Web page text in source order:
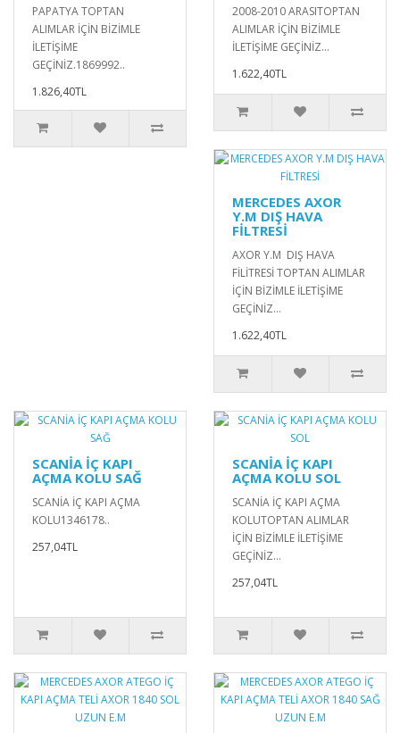
PAPATYA TOPTAN
ALIMLAR İÇİN BİZİMLE
İLETİŞİME
GEÇİNİZ.1869992..
1.826,40TL
2008-2010 ARASITOPTAN
ALIMLAR İÇİN BİZİMLE
İLETİŞİME GEÇİNİZ...
1.622,40TL
MERCEDES AXOR
Y.M DIŞ HAVA
FİLTRESİ
AXOR Y.M DIŞ HAVA
FİLİTRESİ TOPTAN ALIMLAR
İÇİN BİZİMLE İLETİŞİME
GEÇİNİZ...
1.622,40TL
SCANİA İÇ KAPI
AÇMA KOLU SAĞ
SCANİA İÇ KAPI AÇMA
KOLU1346178..
257,04TL
SCANİA İÇ KAPI
AÇMA KOLU SOL
SCANİA İÇ KAPI AÇMA
KOLUTOPTAN ALIMLAR
İÇİN BİZİMLE İLETİŞİME
GEÇİNİZ...
257,04TL